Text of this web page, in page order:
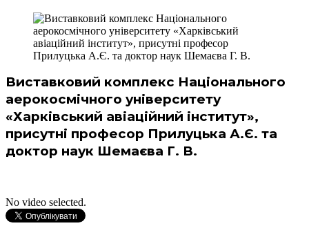
Виставковий комплекс Національного
аерокосмічного університету
«Харківський авіаційний інститут»,
присутні професор Прилуцька А.Є. та
доктор наук Шемаєва Г. В.
No video selected.